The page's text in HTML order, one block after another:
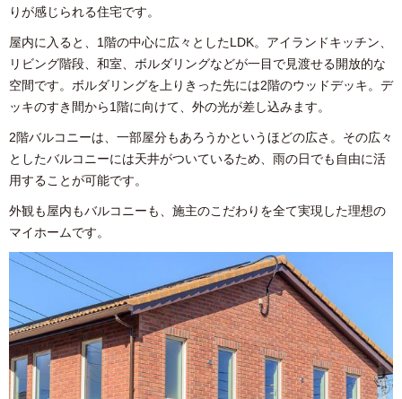
りが感じられる住宅です。
屋内に入ると、1階の中心に広々としたLDK。アイランドキッチン、
リビング階段、和室、ボルダリングなどが一目で見渡せる開放的な
空間です。ボルダリングを上りきった先には2階のウッドデッキ。デ
ッキのすき間から1階に向けて、外の光が差し込みます。
2階バルコニーは、一部屋分もあろうかというほどの広さ。その広々
としたバルコニーには天井がついているため、雨の日でも自由に活
用することが可能です。
外観も屋内もバルコニーも、施主のこだわりを全て実現した理想の
マイホームです。